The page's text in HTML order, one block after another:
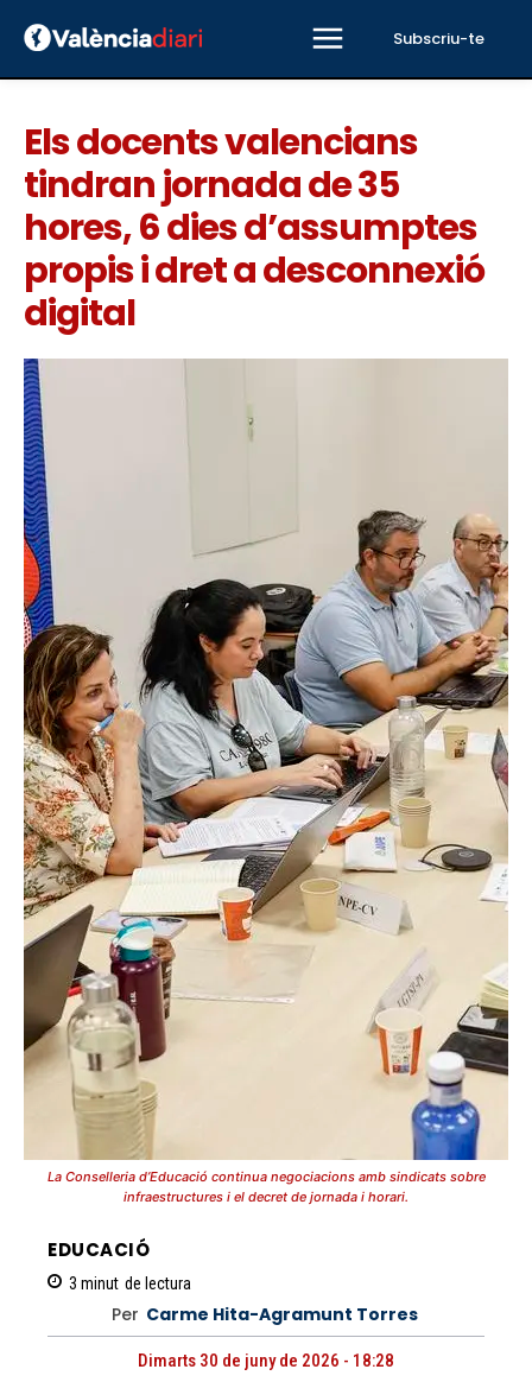
Subscriu-te
Els docents valencians
tindran jornada de 35
hores, 6 dies d’assumptes
propis i dret a desconnexió
digital
La Conselleria d’Educació continua negociacions amb sindicats sobre
infraestructures i el decret de jornada i horari.
EDUCACIÓ
3 minut de lectura
Per Carme Hita-Agramunt Torres
Dimarts 30 de juny de 2026 - 18:28